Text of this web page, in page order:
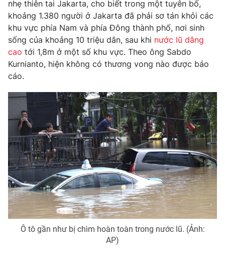
Góc doanh nghiệp
Truyền hình
Phim VTV
Hậu trường
Nhân vật
Khán giả
Giải sao mai
Giải trí
Điện ảnh
Đời sống
Du lịch
Làm đẹp
Chất lượng cuộc sống
Giáo dục
Tuyển sinh
Học trực tuyến
Công nghệ
Hitech Công nghệ tương lai
Sản phẩm
Thị trường
Tư vấn
Giao lưu trực tuyến
Lịch phát sóng
Chuyên mục khác
Podcast
nhẹ thiên tai Jakarta, cho biết trong một tuyên bố,
khoảng 1.380 người ở Jakarta đã phải sơ tán khỏi các
khu vực phía Nam và phía Đông thành phố, nơi sinh
sống của khoảng 10 triệu dân, sau khi nước lũ dâng
cao tới 1,8m ở một số khu vực. Theo ông Sabdo
Kurnianto, hiện không có thương vong nào được báo
cáo.
Ô tô gần như bị chìm hoàn toàn trong nước lũ. (Ảnh:
AP)